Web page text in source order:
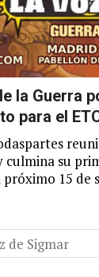
la Guerra
para el
culmina su
próximo 15 de